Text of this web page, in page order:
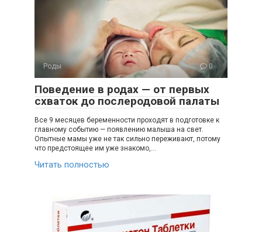
Роды 0
Поведение в родах — от первых
схваток до послеродовой палаты
Все 9 месяцев беременности проходят в подготовке к
главному событию — появлению малыша на свет.
Опытные мамы уже не так сильно переживают, потому
что предстоящее им уже знакомо,…
Читать полностью